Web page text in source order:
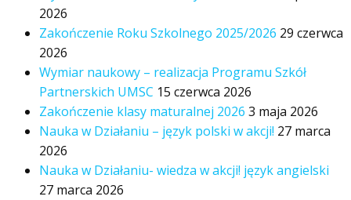
2026
Zakończenie Roku Szkolnego 2025/2026 29 czerwca
2026
Wymiar naukowy – realizacja Programu Szkół
Partnerskich UMSC 15 czerwca 2026
Zakończenie klasy maturalnej 2026 3 maja 2026
Nauka w Działaniu – język polski w akcji! 27 marca
2026
Nauka w Działaniu- wiedza w akcji! język angielski
27 marca 2026